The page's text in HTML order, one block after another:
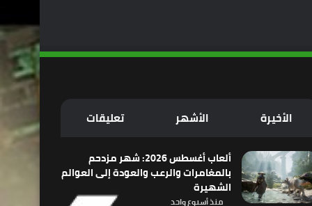
الأخيرة الأشهر تعليقات
ألعاب أغسطس 2026: شهر مزدحم
بالمغامرات والرعب والعودة إلى العوالم
الشهيرة
منذ أسبوع واحد